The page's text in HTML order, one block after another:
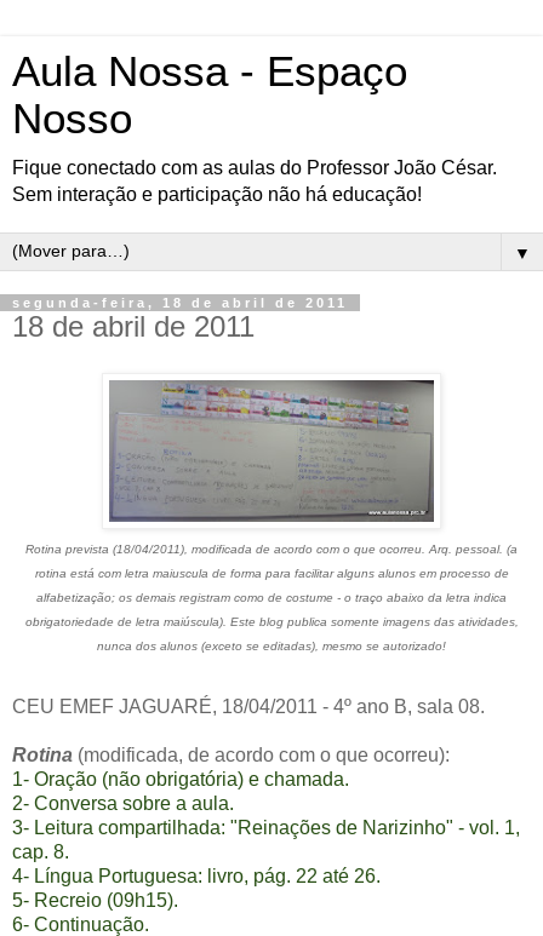
Aula Nossa - Espaço
Nosso
Fique conectado com as aulas do Professor João César.
Sem interação e participação não há educação!
▼
segunda-feira, 18 de abril de 2011
18 de abril de 2011
Rotina prevista (18/04/2011), modificada de acordo com o que ocorreu. Arq. pessoal. (a
rotina está com letra maiuscula de forma para facilitar alguns alunos em processo de
alfabetização; os demais registram como de costume - o traço abaixo da letra indica
obrigatoriedade de letra maiúscula). Este blog publica somente imagens das atividades,
nunca dos alunos (exceto se editadas), mesmo se autorizado!
CEU EMEF JAGUARÉ, 18/04/2011 - 4º ano B, sala 08.
Rotina (modificada, de acordo com o que ocorreu):
1- Oração (não obrigatória) e chamada.
2- Conversa sobre a aula.
3- Leitura compartilhada: "Reinações de Narizinho" - vol. 1,
cap. 8.
4- Língua Portuguesa: livro, pág. 22 até 26.
5- Recreio (09h15).
6- Continuação.